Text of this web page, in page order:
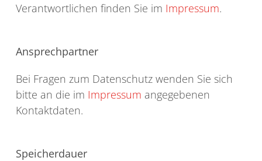
Verantwortlichen finden Sie im Impressum.
Ansprechpartner
Bei Fragen zum Datenschutz wenden Sie sich
bitte an die im Impressum angegebenen
Kontaktdaten.
Speicherdauer